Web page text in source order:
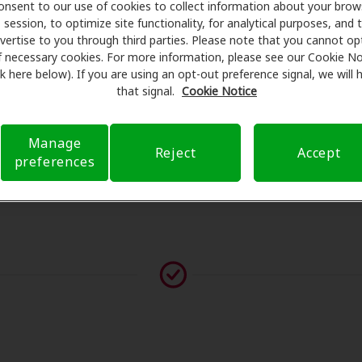
programan exámenes con profesionales licenciados
de su consulta en Intown Atlanta Speech Therapy,
de seguro para reducir sus gastos de bolsillo y
transparente su experiencia de atención auditiva y
preguntas sobre el seguro y con opciones de pago
contáctenos si no aparece ningún proveedor en esta
to our use of cookies to collect information about your
session, to optimize site functionality, for analytical purposes, and
to you through third parties. Please note that you cannot
necessary cookies. For more information, please see our Cookie
here below). If you are using an opt-out preference signal, we will
that signal. Cookie Notice
Manage
preferences
Reject Accept